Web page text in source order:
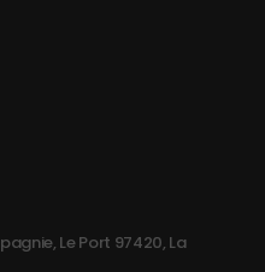
Le Port 97420, La